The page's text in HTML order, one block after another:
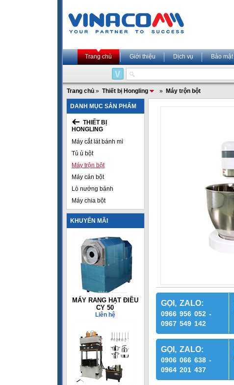
Trang chủ Giới thiệu Dịch vụ Bảo mật
Trang chủ » Thiết bị Hongling » Máy trộn bột
DANH MỤC SẢN PHẨM
THIẾT BỊ
HONGLING
Máy cắt lát bánh mì
Tủ ủ bột
Máy trộn bột
Máy cán bột
Lò nướng bánh
Máy chia bột
KHUYẾN MÃI
MÁY RANG HẠT ĐIỀU
CY 50
Liên hệ
GỌI, ZALO:
0966 956 052 -
0967 549 142
GỌI, ZALO:
0906 066 638 -
0964 201 437